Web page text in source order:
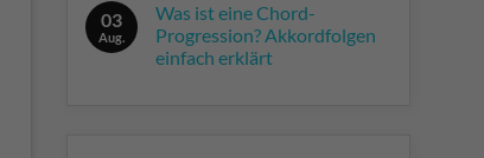
Synthesizer
der
Berliner
Schule
zu
Was
ist
die
03
Aug.
Was ist eine Chord-
Progression? Akkordfolgen
einfach erklärt